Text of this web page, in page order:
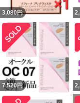
3,080円
7,520円